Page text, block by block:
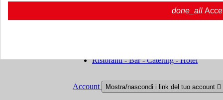
Ristoranti - Bar - Catering - Hotel
Account Mostra/nascondi i link del tuo account 
done_all